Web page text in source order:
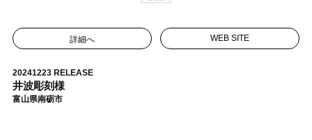
詳細へ WEB SITE
20241223 RELEASE
井波彫刻様
富山県南砺市